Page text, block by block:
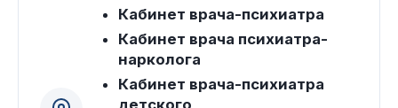
Кабинет врача-психиатра
Кабинет врача психиатра-
нарколога
Кабинет врача-психиатра
детского